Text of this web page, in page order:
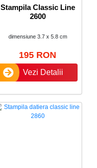
Stampila Classic Line
2600
dimensiune 3.7 x 5.8 cm
195 RON
Vezi Detalii